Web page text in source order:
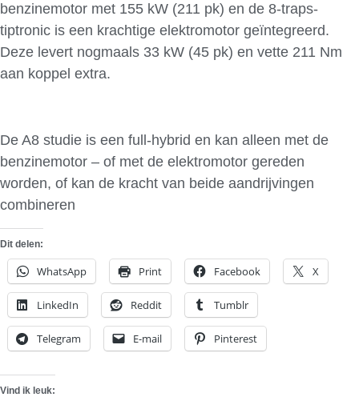
benzinemotor met 155 kW (211 pk) en de 8-traps-
tiptronic is een krachtige elektromotor geïntegreerd.
Deze levert nogmaals 33 kW (45 pk) en vette 211 Nm
aan koppel extra.
De A8 studie is een full-hybrid en kan alleen met de
benzinemotor – of met de elektromotor gereden
worden, of kan de kracht van beide aandrijvingen
combineren
Dit delen:
WhatsApp Print Facebook X
LinkedIn Reddit Tumblr
Telegram E-mail Pinterest
Vind ik leuk: